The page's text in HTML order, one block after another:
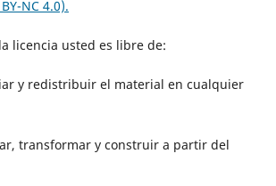
NC 4.0).
licencia usted es libre de:
y redistribuir el material en cualquier
transformar y construir a partir del